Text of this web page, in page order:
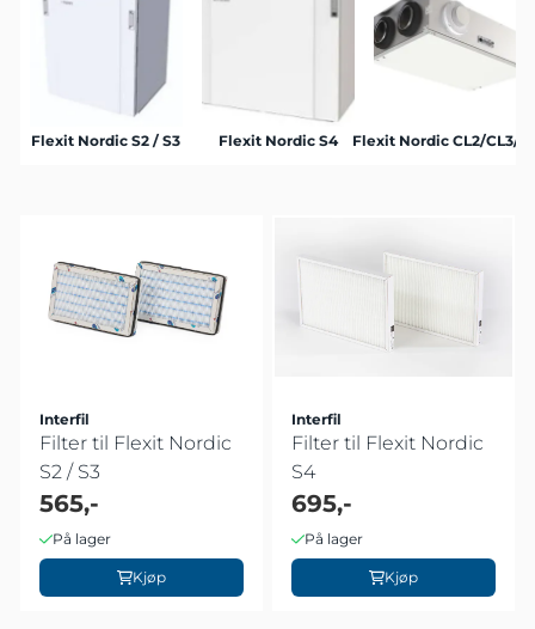
Flexit Nordic S2 / S3 Flexit Nordic S4 Flexit Nordic CL2/CL3/
Interfil
Filter til Flexit Nordic
S2 / S3
565,-
På lager
Kjøp
Interfil
Filter til Flexit Nordic
S4
695,-
På lager
Kjøp